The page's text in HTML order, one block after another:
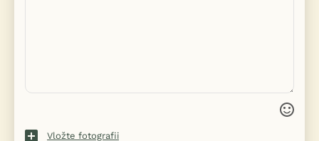
Vložte fotografii